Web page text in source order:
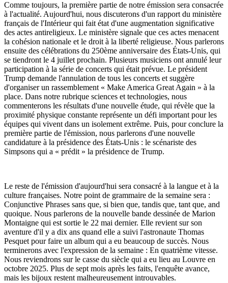
Comme toujours, la première partie de notre émission sera consacrée
à l'actualité. Aujourd'hui, nous discuterons d'un rapport du ministère
français de l'Intérieur qui fait état d'une augmentation significative
des actes antireligieux. Le ministère signale que ces actes menacent
la cohésion nationale et le droit à la liberté religieuse. Nous parlerons
ensuite des célébrations du 250ème anniversaire des États-Unis, qui
se tiendront le 4 juillet prochain. Plusieurs musiciens ont annulé leur
participation à la série de concerts qui était prévue. Le président
Trump demande l'annulation de tous les concerts et suggère
d'organiser un rassemblement « Make America Great Again » à la
place. Dans notre rubrique sciences et technologies, nous
commenterons les résultats d'une nouvelle étude, qui révèle que la
proximité physique constante représente un défi important pour les
équipes qui vivent dans un isolement extrême. Puis, pour conclure la
première partie de l'émission, nous parlerons d'une nouvelle
candidature à la présidence des États-Unis : le scénariste des
Simpsons qui a « prédit » la présidence de Trump.
Le reste de l'émission d'aujourd'hui sera consacré à la langue et à la
culture françaises. Notre point de grammaire de la semaine sera :
Conjunctive Phrases sans que, si bien que, tandis que, tant que, and
quoique. Nous parlerons de la nouvelle bande dessinée de Marion
Montaigne qui est sortie le 22 mai dernier. Elle revient sur son
aventure d'il y a dix ans quand elle a suivi l'astronaute Thomas
Pesquet pour faire un album qui a eu beaucoup de succès. Nous
terminerons avec l'expression de la semaine : En quatrième vitesse.
Nous reviendrons sur le casse du siècle qui a eu lieu au Louvre en
octobre 2025. Plus de sept mois après les faits, l'enquête avance,
mais les bijoux restent malheureusement introuvables.